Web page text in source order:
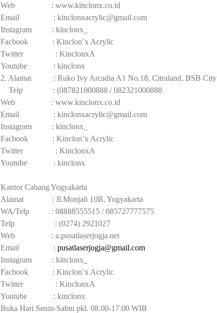
Web : www.kinclonx.co.id
Email : kinclonxacrylic@gmail.com
Instagram : kinclonx_
Facbook : Kinclon’x Acrylic
Twitter : KinclonxA
Youtube : kinclonx
2. Alamat : Ruko Ivy Arcadia A1 No.18, Citraland, BSB City
Telp : (087821000888 / 082321000888
Web : www.kinclonx.co.id
Email : kinclonxacrylic@gmail.com
Instagram : kinclonx_
Facbook : Kinclon’x Acrylic
Twitter : KinclonxA
Youtube : kinclonx
Kantor Cabang Yogyakarta
Alamat : Jl.Monjali 10B, Yogyakarta
WA/Telp : 08888555515 / 085727777575
Telp : (0274) 2921027
Web : a.pusatlaserjogja.net
Email : pusatlaserjogja@gmail.com
Instagram : kinclonx_
Facbook : Kinclon’x Acrylic
Twitter : KinclonxA
Youtube : kinclonx
Buka Hari Senin-Sabtu pkl. 08.00-17.00 WIB